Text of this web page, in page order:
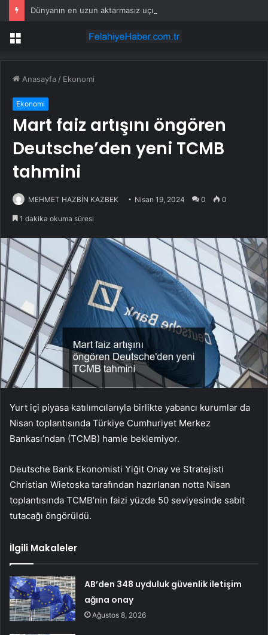
Menü
Anasayfa / Ekonomi
Ekonomi
Mart faiz artışını öngören
Deutsche’den yeni TCMB
tahmini
MEHMET HAZBİN KAZBEK Nisan 19, 2024 0 0
1 dakika okuma süresi
Yurt içi piyasa katılımcılarıyla birlikte yabancı kurumlar da
Nisan toplantısında Türkiye Cumhuriyet Merkez
Bankası’ndan (TCMB) hamle beklemiyor.
Deutsche Bank Ekonomisti Yiğit Onay ve Stratejisti
Christian Wietoska tarafından hazırlanan notta Nisan
toplantısında TCMB’nin faizi yüzde 50 seviyesinde sabit
tutacağı öngörüldü.
İlgili Makaleler
AB’den 348 uyduluk güvenlik iletişim
ağına onay
Ağustos 8, 2026